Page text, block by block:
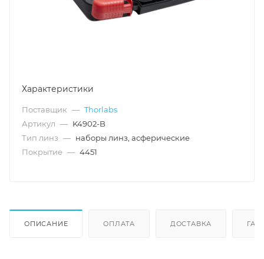
Характеристики
Поставщик — Thorlabs
Артикул — K4902-B
Тип линз — наборы линз, асферические
Покрытие — 4451
ОПИСАНИЕ ОПЛАТА ДОСТАВКА